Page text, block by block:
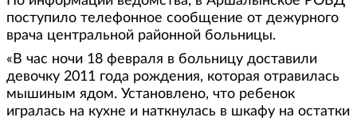
поступило телефонное сообщение от дежурного
врача центральной районной больницы.
«В час ночи 18 февраля в больницу доставили
девочку 2011 года рождения, которая отравилась
мышиным ядом. Установлено, что ребенок
игралась на кухне и наткнулась в шкафу на остатки